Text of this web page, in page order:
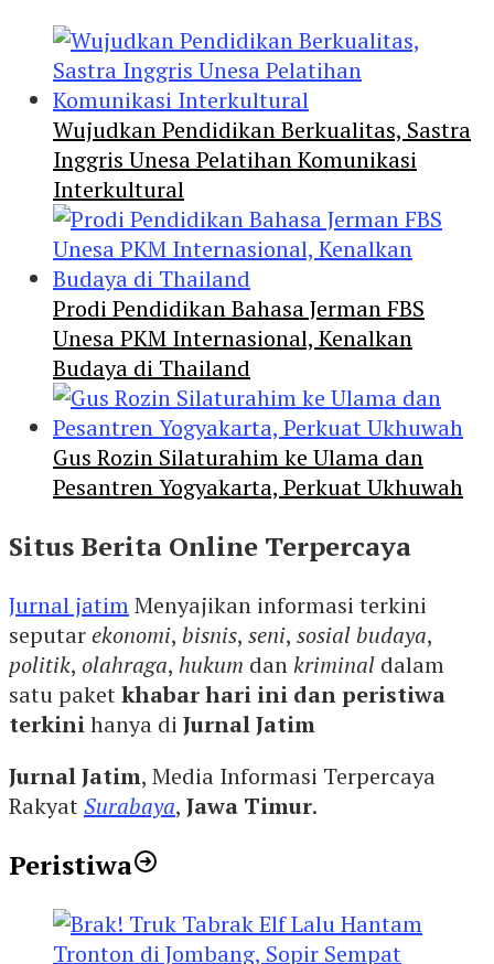
Wujudkan Pendidikan Berkualitas, Sastra
Inggris Unesa Pelatihan Komunikasi
Interkultural
Prodi Pendidikan Bahasa Jerman FBS
Unesa PKM Internasional, Kenalkan
Budaya di Thailand
Gus Rozin Silaturahim ke Ulama dan
Pesantren Yogyakarta, Perkuat Ukhuwah
Situs Berita Online Terpercaya
Jurnal jatimMenyajikan informasi terkini
seputarekonomi, bisnis, seni, sosial budaya,
politik, olahraga, hukum dankriminal dalam
satu paketkhabar hari ini dan peristiwa
terkinihanya di Jurnal Jatim
Jurnal Jatim, Media Informasi Terpercaya
RakyatSurabaya, Jawa Timur.
Peristiwa